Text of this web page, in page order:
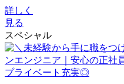
詳しく
見る
スペシャル